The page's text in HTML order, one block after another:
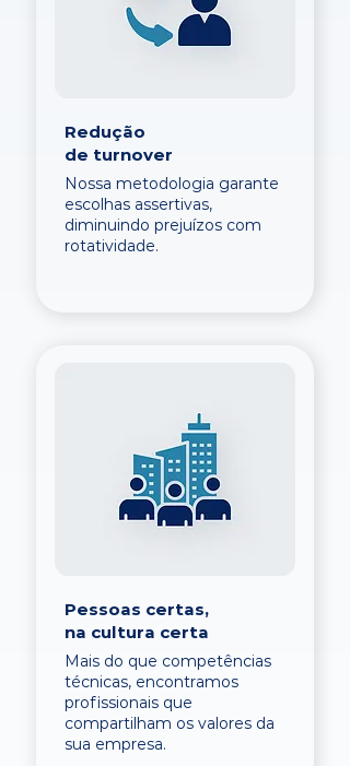
Redução
de turnover
Nossa metodologia garante
escolhas assertivas,
diminuindo prejuízos com
rotatividade.
Pessoas certas,
na cultura certa
Mais do que competências
técnicas, encontramos
profissionais que
compartilham os valores da
sua empresa.